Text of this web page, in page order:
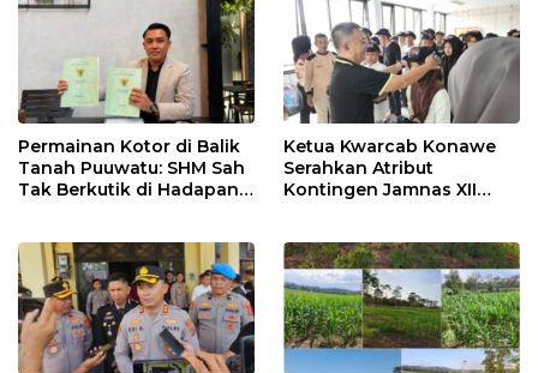
Permainan Kotor di Balik
Tanah Puuwatu: SHM Sah
Tak Berkutik di Hadapan
Ketua Kwarcab Konawe
Serahkan Atribut
Kontingen Jamnas XII